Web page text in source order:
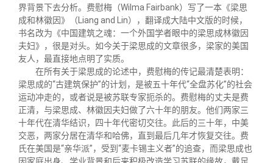
信息化服务
三创大赛
实用信息
总会简介
会长致辞
总会章程
理事会名单
界背景下去分析。费慰梅（Wilma Fairbank）写了一本《梁思
成和林徽因》（Liang and Lin），翻译成大陆中文版的时候，
书名改为《中国建筑之魂：一个外国学者眼中的梁思成林徽因
夫妇》，很是对头。如今关于梁思成的文章很多，梁家的美国
友人，最直接地点明了实质。
在所有关于梁思成的论述中，费慰梅的传记最清楚表明：
梁思成的“古建筑保护”的计划，是被五十年代“全盘苏化”的社会
运动冲走的，或者说是被苏联专家扼杀的。费慰梅的丈夫是费
正清，与梁思成、林徽因夫妇做了六十年的朋友。他们两家三
十年代在清华结识，四十年代密切交往。此后的三十年，中美
交恶，两家分居在清华和哈佛，直到最后几年才恢复交往。费
氏在美国是“亲华派”，受到“麦卡锡主义者”的追查，而梁思成也